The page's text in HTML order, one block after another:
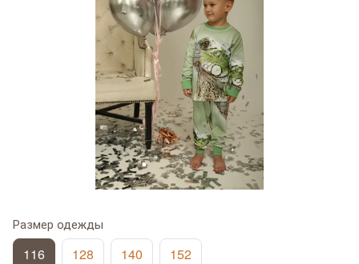
Размер одежды
116 128 140 152